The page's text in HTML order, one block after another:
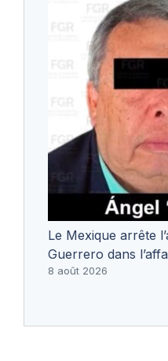
Le Mexique arrête
Guerrero dans
8 août 2026